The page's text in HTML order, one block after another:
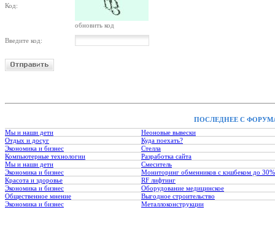
Код:
обновить код
Введите код:
ПОСЛЕДНЕЕ С
Мы и наши дети
Неоновые вывески
Отдых и досуг
Куда поехать?
Экономика и бизнес
Стелла
Компьютерные технологии
Разработка сайта
Мы и наши дети
Смеситель
Экономика и бизнес
Мониторинг обменников с кэшбеком до 30%
Красота и здоровье
RF лифтинг
Экономика и бизнес
Оборудование медицинское
Общественное мнение
Выгодное строительство
Экономика и бизнес
Металлоконструкции